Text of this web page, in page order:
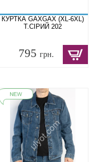
КУРТКА GAXGAX (XL-6XL)
Т.СІРИЙ 202
795грн.